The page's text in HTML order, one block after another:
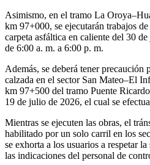
Asimismo, en el tramo La
km 97+000, se ejecutarán trabajos
carpeta asfáltica en caliente del 30
de 6:00 a. m. a 6:00 p. m.
Además, se deberá tener precaución
calzada en el sector San Mateo–El
km 97+500 del tramo Puente
19 de julio de 2026, el cual se
Mientras se ejecuten las obras, el
habilitado por un solo carril en los
se exhorta a los usuarios a respetar
las indicaciones del personal de